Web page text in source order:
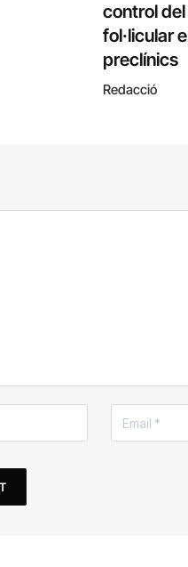
control
fol·licular
preclínics
Redacció